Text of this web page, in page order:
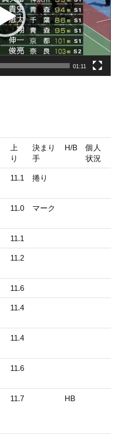
01:11
上
り
決まり
手
H/B
個人
状況
11.1 捲り
11.0 マーク
11.1
11.2
11.6
11.4
11.4
11.6
11.7 HB